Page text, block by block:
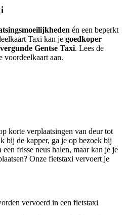
én een beperkt
Taxi kan je goedkoper
vergunde Gentse Taxi. Lees de
voordeelkaart aan.
korte verplaatsingen van deur tot
bij de kapper, ga je op bezoek bij
frisse neus halen, maar kan je je
Onze fietstaxi vervoert je